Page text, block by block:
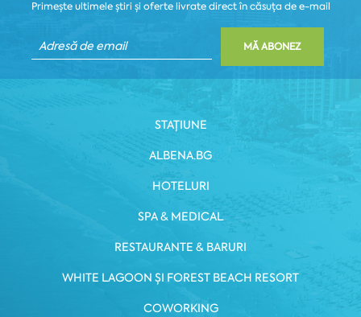
Primește ultimele știri și oferte livrate direct în căsuța de e-mail
MĂ ABONEZ
STAȚIUNE
ALBENA.BG
HOTELURI
SPA & MEDICAL
RESTAURANTE & BARURI
WHITE LAGOON ȘI FOREST BEACH RESORT
COWORKING